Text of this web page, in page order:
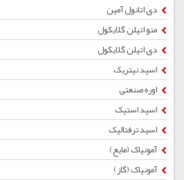
دی اتانول آمین
منو اتیلن گلایکول
دی اتیلن گلایکول
اسید نیتریک
اوره صنعتی
اسید استیک
اسید ترفتالیک
آمونیاک (مایع)
آمونیاک (گاز)